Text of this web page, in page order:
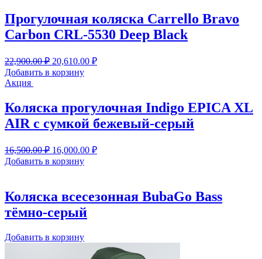
Прогулочная коляска Carrello Bravo
Carbon CRL-5530 Deep Black
22,900.00₽ Первоначальная
цена
составляла
20,610.00 ₽Текущая
Добавить в корзину
Акция
Коляска прогулочная Indigo EPICA XL
AIR с сумкой бежевый-серый
16,500.00₽ Первоначальная
цена
составляла
16,000.00 ₽Текущая
Добавить в корзину
Коляска всесезонная BubaGo Bass
тёмно-серый
Добавить в корзину